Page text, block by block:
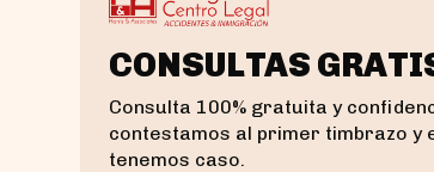
CONSULTAS
Consulta 100% gratuita y
contestamos al primer timbrazo y
tenemos caso.